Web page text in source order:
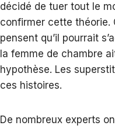
décidé de tuer tout le
confirmer cette théorie.
pensent qu’il pourrait
la femme de chambre
hypothèse. Les
ces histoires.
De nombreux experts